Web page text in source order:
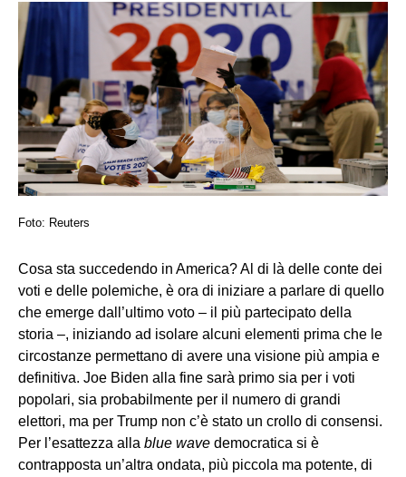
Foto: Reuters
Cosa sta succedendo in America? Al di là delle conte dei
voti e delle polemiche, è ora di iniziare a parlare di quello
che emerge dall’ultimo voto – il più partecipato della
storia –, iniziando ad isolare alcuni elementi prima che le
circostanze permettano di avere una visione più ampia e
definitiva. Joe Biden alla fine sarà primo sia per i voti
popolari, sia probabilmente per il numero di grandi
elettori, ma per Trump non c’è stato un crollo di consensi.
Per l’esattezza alla blue wave democratica si è
contrapposta un’altra ondata, più piccola ma potente, di